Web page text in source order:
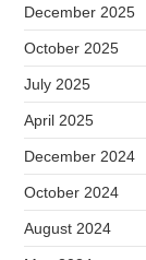
December 2025
October 2025
July 2025
April 2025
December 2024
October 2024
August 2024